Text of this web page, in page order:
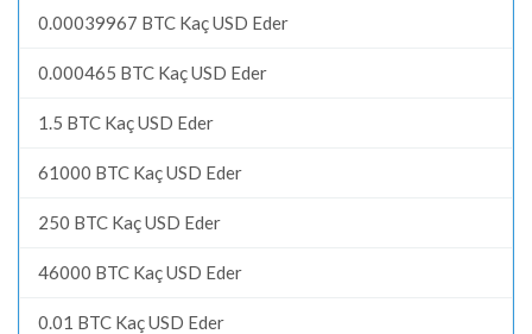
0.00039967 BTC Kaç USD Eder
0.000465 BTC Kaç USD Eder
1.5 BTC Kaç USD Eder
61000 BTC Kaç USD Eder
250 BTC Kaç USD Eder
46000 BTC Kaç USD Eder
0.01 BTC Kaç USD Eder